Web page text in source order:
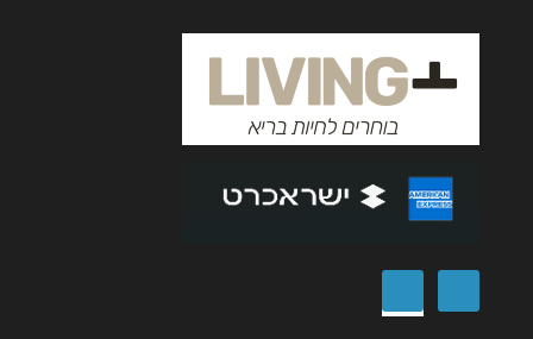
הודעה *